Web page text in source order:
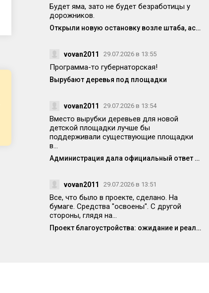
Будет яма, зато не будет безработицы у
дорожников.
Открыли новую остановку возле штаба, асфальт уже просел! Кто-то отвечает за качество работ?
vovan2011 29.07.2026 в 13:55
Программа-то губернаторская!
Вырубают деревья под площадки
vovan2011 29.07.2026 в 13:54
Вместо вырубки деревьев для новой
детской площадки лучше бы
поддерживали существующие площадки
в...
Администрация дала официальный ответ по поводу спила деревьев на Победе 14
vovan2011 29.07.2026 в 13:51
Все, что было в проекте, сделано. На
бумаге. Средства "освоены". С другой
стороны, глядя на...
Проект благоустройства: ожидание и реальность